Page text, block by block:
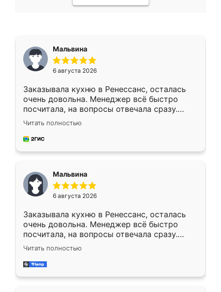
Мальвина
6 августа 2026
Заказывала кухню в Ренессанс, осталась
очень довольна. Менеджер всё быстро
посчитала, на вопросы отвечала сразу.
Замерщик приехал в субботу, подошёл к
делу со всей ответственностью. Собрали
за день, ребята работали аккуратно, даже
Читать полностью
Мальвина
6 августа 2026
Заказывала кухню в Ренессанс, осталась
очень довольна. Менеджер всё быстро
посчитала, на вопросы отвечала сразу.
Замерщик приехал в субботу, подошёл к
делу со всей ответственностью. Собрали
за день, ребята работали аккуратно, даже
Читать полностью